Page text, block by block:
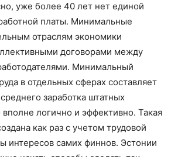
уже более 40 лет нет единой
платы. Минимальные
отраслям экономики
договорами между
Минимальный
в отдельных сферах составляет
заработка штатных
вполне логично и эффективно. Такая
как раз с учетом трудовой
интересов самих финнов. Эстонии